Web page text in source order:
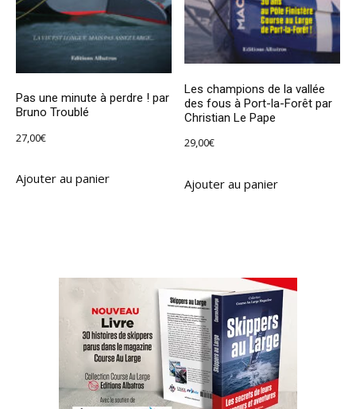
Pas une minute à perdre ! par
Bruno Troublé
27,00€
Ajouter au panier
Les champions de la vallée
des fous à Port-la-Forêt par
Christian Le Pape
29,00€
Ajouter au panier